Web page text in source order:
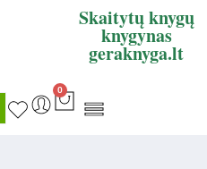
Skaitytų knygų
knygynas
geraknyga.lt
0